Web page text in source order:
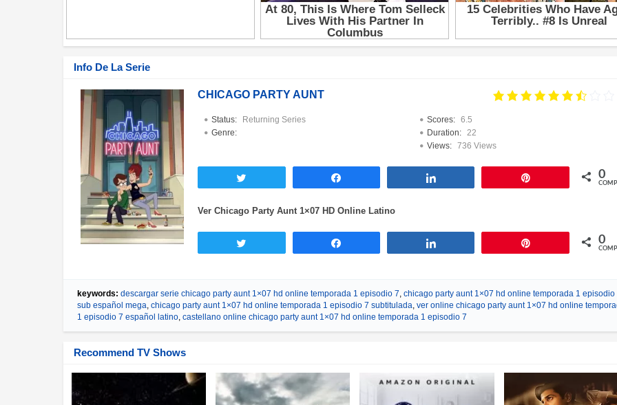
Info De La Serie
CHICAGO PARTY AUNT
Status:
Returning Series
Genre:
Scores:
6.5
Duration:
22
Views:
736 Views
0
Ver Chicago Party Aunt 1×07 HD Online Latino
0
keywords: descargar serie chicago party aunt 1×07 hd online temporada 1 episodio 7 chicago party aunt 1×07 hd online temporada 1 episodio
sub español mega chicago party aunt 1×07 hd online temporada 1 episodio 7 subtitulada ver online chicago party aunt 1×07 hd online
1 episodio 7 español latino castellano online chicago party aunt 1×07 hd online temporada 1 episodio 7
Recommend TV Shows